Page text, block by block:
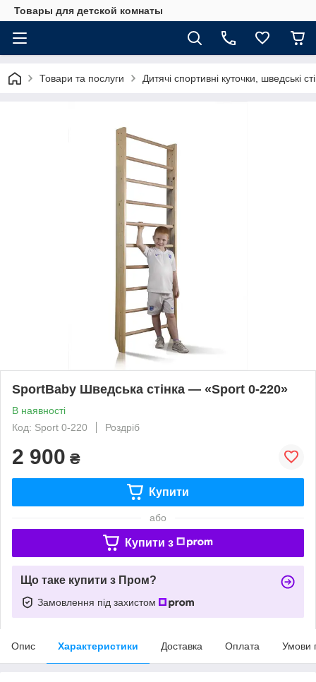
Товары для детской комнаты
Товари та послуги Дитячі спортивні куточки, шведські
SportBaby Шведська стінка — «Sport 0-220»
В наявності
Код: Sport 0-220
Роздріб
2 900 ₴
Купити
або
Купити з
Що таке купити з Пром?
Замовлення під захистом
Опис Характеристики Доставка Оплата Умови